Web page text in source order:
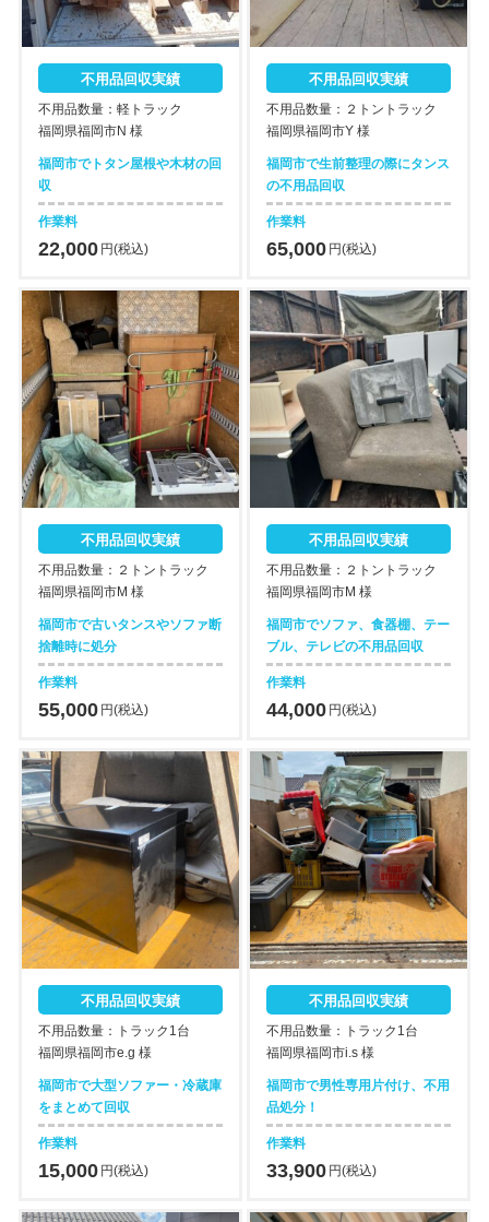
不用品回収実績
不用品数量：軽トラック
福岡県福岡市N 様
福岡市でトタン屋根や木材の回
収
作業料
22,000 円(税込)
不用品回収実績
不用品数量：２トントラック
福岡県福岡市Y 様
福岡市で生前整理の際にタンス
の不用品回収
作業料
65,000 円(税込)
不用品回収実績
不用品数量：２トントラック
福岡県福岡市M 様
福岡市で古いタンスやソファ断
捨離時に処分
作業料
55,000 円(税込)
不用品回収実績
不用品数量：２トントラック
福岡県福岡市M 様
福岡市でソファ、食器棚、テー
ブル、テレビの不用品回収
作業料
44,000 円(税込)
不用品回収実績
不用品数量：トラック1台
福岡県福岡市e.g 様
福岡市で大型ソファー・冷蔵庫
をまとめて回収
作業料
15,000 円(税込)
不用品回収実績
不用品数量：トラック1台
福岡県福岡市i.s 様
福岡市で男性専用片付け、不用
品処分！
作業料
33,900 円(税込)